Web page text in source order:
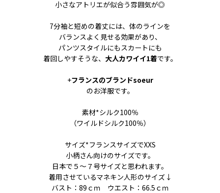
小さなアトリエが似合う雰囲気が◎
7分袖と短めの着丈には、体のラインを
バランスよく見せる効果があり、
パンツスタイルにもスカートにも
着回しやすそうな、 大人カワイイ1着です。
+フランスのブランドsoeur
のお洋服です。
素材*シルク100％
（ワイルドシルク100％）
サイズ*フランスサイズでXXS
小柄さん向けのサイズです。
日本で５〜７号サイズと思われます。
着用させているマネキン人形のサイズ↓
バスト：89ｃｍ ウエスト：66.5ｃｍ